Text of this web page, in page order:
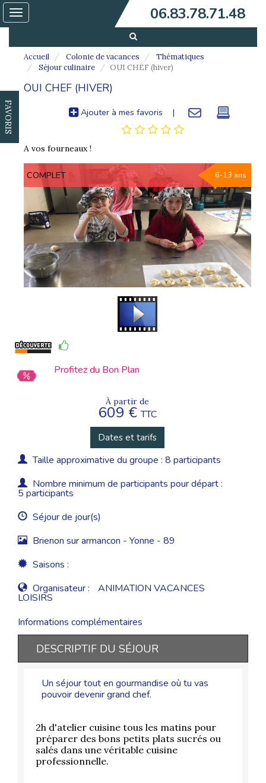
06.83.78.71.48
Toggle
FAVORIS
Accueil Colonie de vacances
Thématiques
Séjour culinaire
OUI CHEF (hiver)
OUI CHEF (HIVER)
Ajouter à mes favoris |
A vos fourneaux !
COMPLET 6-13 ans
Profitez du Bon Plan
À partir de
609 €TTC
Dates et tarifs
Taille approximative du groupe : 8 participants
Nombre minimum de participants pour départ :
5 participants
Séjour de jour(s)
Brienon sur armancon - Yonne - 89
Saisons :
Organisateur :
ANIMATION VACANCES
LOISIRS
Informations complémentaires
DESCRIPTIF DU SÉJOUR
Un séjour tout en gourmandise où tu vas
pouvoir devenir grand chef.
2h d'atelier cuisine tous les matins pour
préparer des bons petits plats sucrés ou
salés dans une véritable cuisine
professionnelle.